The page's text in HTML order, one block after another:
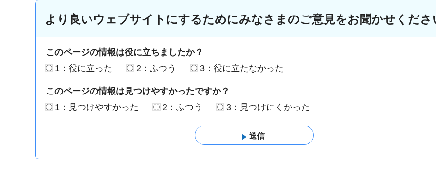
より良いウェブサイトにするためにみなさまのご意見をお聞かせくださ
このページの情報は役に立ちましたか？
1：役に立った
2：ふつう 3：役に立たなかった
このページの情報は見つけやすかったですか？
1：見つけやすかった
2：ふつう 3：見つけにくかった